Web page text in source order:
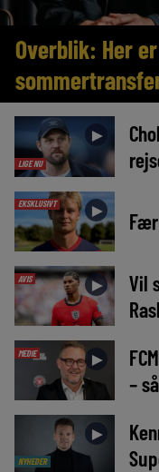
Overblik: Her
LIGE NU
►
EKSKLUSIVT ►
AVIS ►
Vil
MEDIE ►
–
NYHEDER
►